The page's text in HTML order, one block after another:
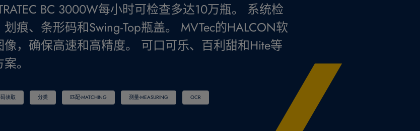
BC 3000W每小时可检查多达10万瓶。 系统检
痕、条形码和Swing-Top瓶盖。 MVTec的HALCON软
，确保高速和高精度。 可口可乐、百利甜和Hite等
。
读取 分类 匹配-MATCHING 测量-MEASURING OCR